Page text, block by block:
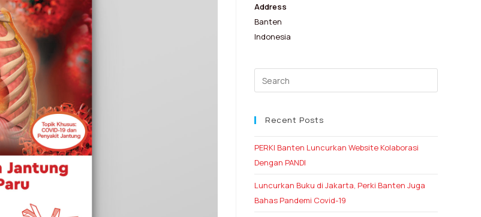
Address
Banten
Indonesia
Recent Posts
PERKI Banten Luncurkan Website Kolaborasi
Dengan PANDI
Luncurkan Buku di Jakarta, Perki Banten Juga
Bahas Pandemi Covid-19